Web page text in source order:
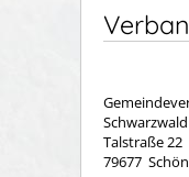
Schwarzwald
Talstraße 22
79677